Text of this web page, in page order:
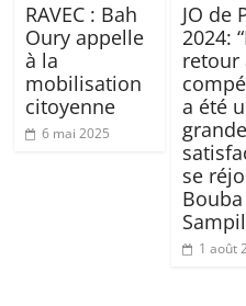
RAVEC : Bah
Oury appelle
à la
mobilisation
citoyenne
6 mai 2025
JO de
2024:
retour
a été
grande
se
Bouba
Sampil
1 août